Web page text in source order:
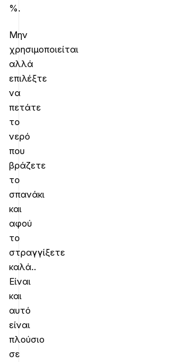
%.
Μην
χρησιμοποιείται
αλλά
επιλέξτε
να
πετάτε
το
νερό
που
βράζετε
το
σπανάκι
και
αφού
το
στραγγίξετε
καλά..
Είναι
και
αυτό
είναι
πλούσιο
σε